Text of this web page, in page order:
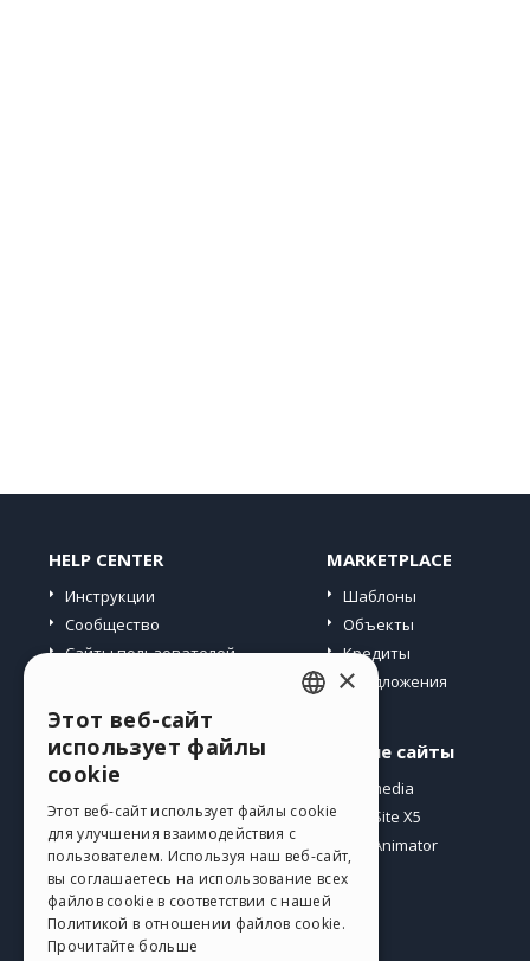
HELP CENTER
Инструкции
Сообщество
Сайты пользователей
MARKETPLACE
Шаблоны
Объекты
Кредиты
Предложения
Профиль
Мои посты
Мои лицензии
Загрузить
Веб-хостинг
Мои кредиты
Другие сайты
Incomedia
WebSite X5
WebAnimator
GERMAN
SPANISH
PORTUGUESE
POLISH
×
Этот веб-сайт
использует файлы
cookie
Этот веб-сайт использует файлы cookie
для улучшения взаимодействия с
пользователем. Используя наш веб-сайт,
вы соглашаетесь на использование всех
файлов cookie в соответствии с нашей
Политикой в ​​отношении файлов cookie.
Прочитайте больше